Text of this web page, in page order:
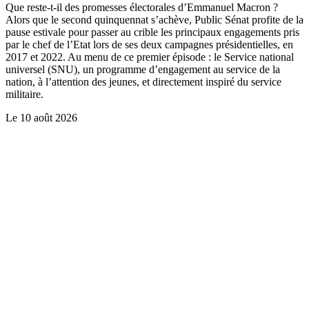
Que reste-t-il des promesses électorales d’Emmanuel Macron ?
Alors que le second quinquennat s’achève, Public Sénat profite de la
pause estivale pour passer au crible les principaux engagements pris
par le chef de l’Etat lors de ses deux campagnes présidentielles, en
2017 et 2022. Au menu de ce premier épisode : le Service national
universel (SNU), un programme d’engagement au service de la
nation, à l’attention des jeunes, et directement inspiré du service
militaire.
Le 10 août 2026